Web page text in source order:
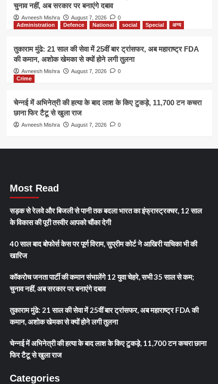
चुनाव नहीं, अब सरकार पर बनाएंगे दबाव
Avneesh Mishra August 7, 2026
0
Administration
Defence National social Special अन्य
तुकाराम मुंढे: 21 साल की सेवा में 25वीं बार ट्रांसफर, अब महाराष्ट्र FDA
की कमान, अशोक खेमका से क्यों होने लगी तुलना
Avneesh Mishra August 7, 2026
0
Crime
चेन्नई में अभिनेत्री की हत्या के बाद लाश के किए टुकड़े, 11,700 टन कचरा
छाना फिर टैटू से खुला राज
Avneesh Mishra August 7, 2026 0
Most Read
सड़क से रेलवे और बिजली से पानी तक बदला भारत का इंफ्रास्ट्रक्चर, 12 साल
के विकास की पूरी तस्वीर आपको चौंका देगी
40 साल बाद बोफोर्स केस पर पूर्ण विराम, सुप्रीम कोर्ट ने आखिरी याचिका भी की
खारिज
कॉकरोच जनता पार्टी की कमान संभालेंगे 12 युवा चेहरे, सभी 35 साल से कम;
चुनाव नहीं, अब सरकार पर बनाएंगे दबाव
तुकाराम मुंढे: 21 साल की सेवा में 25वीं बार ट्रांसफर, अब महाराष्ट्र FDA की
कमान, अशोक खेमका से क्यों होने लगी तुलना
चेन्नई में अभिनेत्री की हत्या के बाद लाश के किए टुकड़े, 11,700 टन कचरा छाना
फिर टैटू से खुला राज
Categories